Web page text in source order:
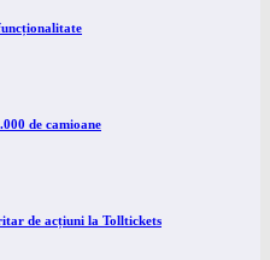
de camioane
de acțiuni la Tolltickets